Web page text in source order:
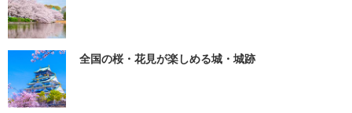
全国の桜・花見が楽しめる城・城跡